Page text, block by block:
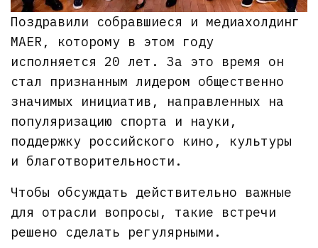
Поздравили собравшиеся и медиахолдинг
MAER, которому в этом году
исполняется 20 лет. За это время он
стал признанным лидером общественно
значимых инициатив, направленных на
популяризацию спорта и науки,
поддержку российского кино, культуры
и благотворительности.
Чтобы обсуждать действительно важные
для отрасли вопросы, такие встречи
решено сделать регулярными.